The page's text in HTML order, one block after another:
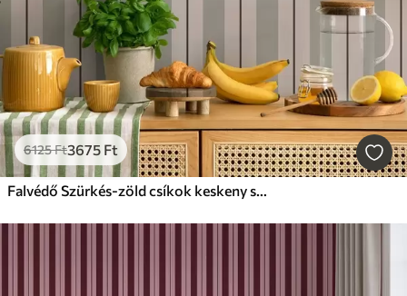
6125Ft3675 Ft
Falvédő Szürkés-zöld csíkok keskeny sötét díszítéssel